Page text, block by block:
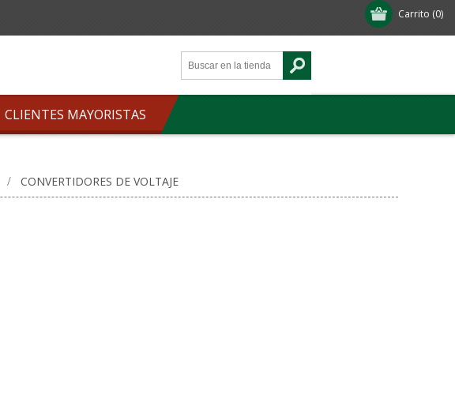
Carrito (0)
CLIENTES MAYORISTAS
/ CONVERTIDORES DE VOLTAJE